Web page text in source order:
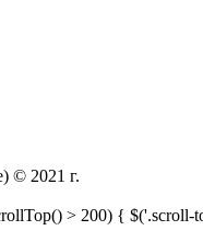
© 2021 г.
> 200) {